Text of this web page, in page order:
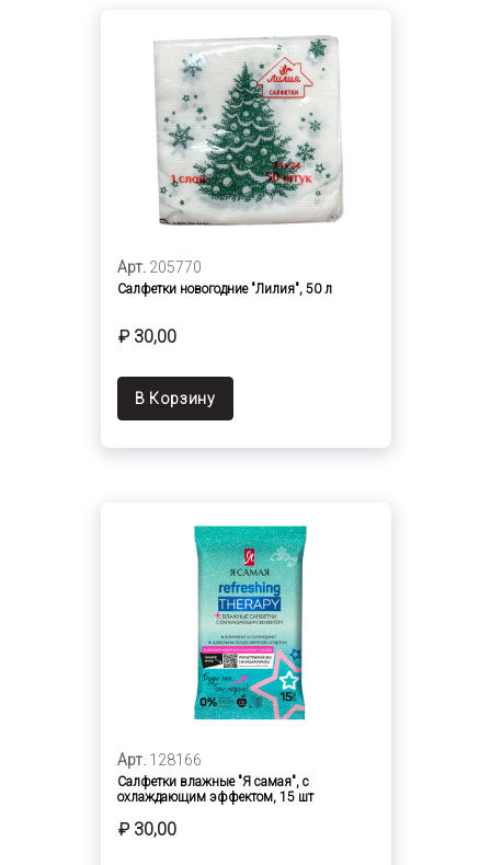
Арт. 205770
Салфетки новогодние "Лилия", 50 л
₽ 30,00
В Корзину
Арт. 128166
Салфетки влажные "Я самая", с
охлаждающим эффектом, 15 шт
₽ 30,00